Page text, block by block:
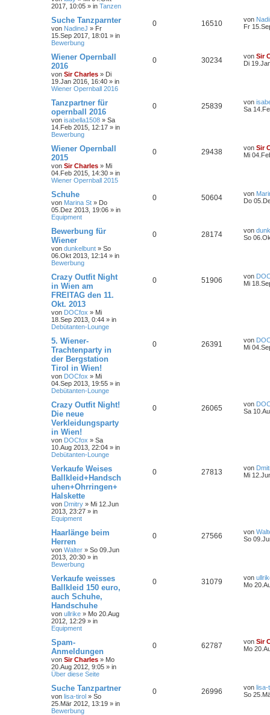
2017, 10:05 » in Tanzen
Suche Tanzparnter
von NadineJ » Fr
15.Sep 2017, 18:01 » in
Bewerbung
0 16510 von
Fr
Wiener Opernball
2016
von Sir Charles » Di
19.Jan 2016, 16:40 » in
Wiener Opernball 2016
0 30234 von Sir
Di
Tanzpartner für
opernball 2016
von isabella1508 » Sa
14.Feb 2015, 12:17 » in
Bewerbung
0 25839 von
Sa
Wiener Opernball
2015
von Sir Charles » Mi
04.Feb 2015, 14:30 » in
Wiener Opernball 2015
0 29438 von Sir
Mi
Schuhe
von Marina St » Do
05.Dez 2013, 19:06 » in
Equipment
0 50604 von
Do
Bewerbung für
Wiener
von dunkelbunt » So
06.Okt 2013, 12:14 » in
Bewerbung
0 28174 von
So
Crazy Outfit Night
in Wien am
FREITAG den 11.
Okt. 2013
von DOCfox » Mi
18.Sep 2013, 0:44 » in
Debütanten-Lounge
0 51906 von
Mi
5. Wiener-
Trachtenparty in
der Bergstation
Tirol in Wien!
von DOCfox » Mi
04.Sep 2013, 19:55 » in
Debütanten-Lounge
0 26391 von
Mi
Crazy Outfit Night!
Die neue
Verkleidungsparty
in Wien!
von DOCfox » Sa
10.Aug 2013, 22:04 » in
Debütanten-Lounge
0 26065 von
Sa
Verkaufe Weises
Ballkleid+Handsch
uhen+Ohrringen+
Halskette
von Dmitry » Mi 12.Jun
2013, 23:27 » in
Equipment
0 27813 von
Mi
Haarlänge beim
Herren
von Walter » So 09.Jun
2013, 20:30 » in
Bewerbung
0 27566 von
So
Verkaufe weisses
Ballkleid 150 euro,
auch Schuhe,
Handschuhe
von ullrike » Mo 20.Aug
2012, 12:29 » in
Equipment
0 31079 von
Mo
Spam-
Anmeldungen
von Sir Charles » Mo
20.Aug 2012, 9:05 » in
Über diese Seite
0 62787 von Sir
Mo
Suche Tanzpartner
von lisa-tirol » So
25.Mär 2012, 13:19 » in
Bewerbung
0 26996 von lisa-
So